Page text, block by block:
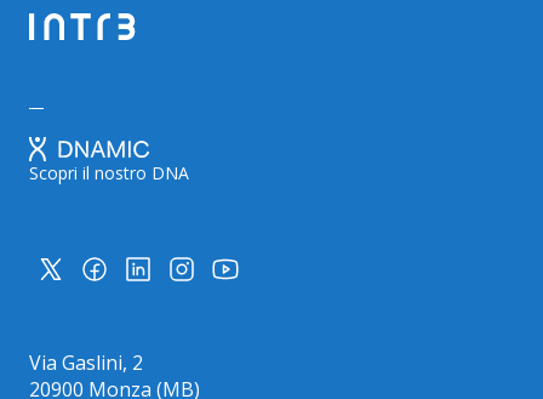
Scopri il nostro DNA
Via Gaslini, 2
20900 Monza (MB)